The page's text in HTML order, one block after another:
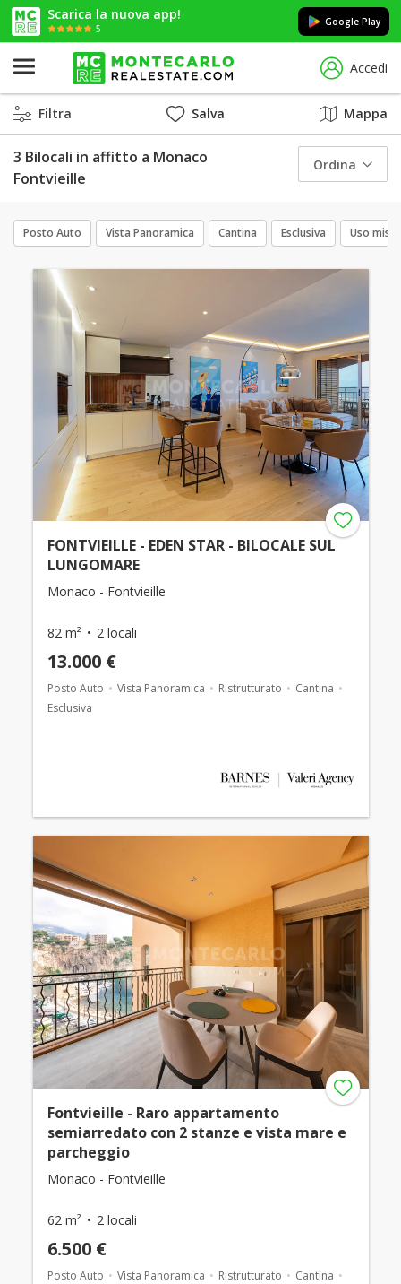
Scarica la nuova app!
5
Google Play
Accedi
Filtra Salva Mappa
3 Bilocali in affitto a Monaco
Fontvieille
Ordina
Posto Auto Vista Panoramica Cantina Esclusiva Uso misto
FONTVIEILLE - EDEN STAR - BILOCALE SUL
LUNGOMARE
Monaco - Fontvieille
82 m² 2 locali
13.000 €
Posto Auto Vista Panoramica Ristrutturato
Cantina
Esclusiva
Fontvieille - Raro appartamento
semiarredato con 2 stanze e vista mare e
parcheggio
Monaco - Fontvieille
62 m² 2 locali
6.500 €
Posto Auto Vista Panoramica Ristrutturato
Cantina